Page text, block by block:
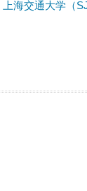
上海交通大学（